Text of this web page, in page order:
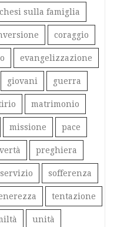
sulla famiglia
coraggio
evangelizzazione
giovani guerra
matrimonio
missione pace
preghiera
servizio sofferenza
tentazione
unità